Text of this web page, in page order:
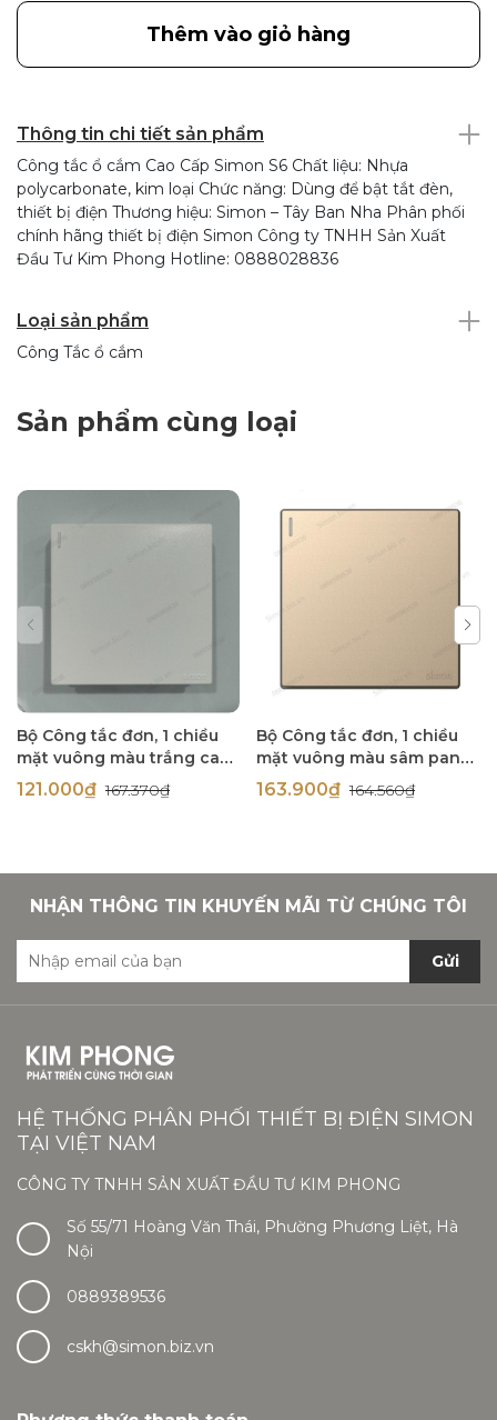
Thêm vào giỏ hàng
Thông tin chi tiết sản phẩm
Công tắc ổ cắm Cao Cấp Simon S6 Chất liệu: Nhựa
polycarbonate, kim loại Chức năng: Dùng để bật tắt đèn,
thiết bị điện Thương hiệu: Simon – Tây Ban Nha Phân phối
chính hãng thiết bị điện Simon Công ty TNHH Sản Xuất
Đầu Tư Kim Phong Hotline: 0888028836
Loại sản phẩm
Công Tắc ổ cắm
Sản phẩm cùng loại
Bộ Công tắc đơn, 1 chiều
mặt vuông màu trắng cao
cấp Simon S6 581011
121.000₫167.370₫
Bộ Công tắc đơn, 1 chiều
mặt vuông màu sâm panh
(champagne) cao cấp
Simon S6 581011-46
163.900₫164.560₫
NHẬN THÔNG TIN KHUYẾN MÃI TỪ CHÚNG TÔI
Gửi
HỆ THỐNG PHÂN PHỐI THIẾT BỊ ĐIỆN SIMON
TẠI VIỆT NAM
CÔNG TY TNHH SẢN XUẤT ĐẦU TƯ KIM PHONG
Số 55/71 Hoàng Văn Thái, Phường Phương Liệt, Hà
Nội
0889389536
cskh@simon.biz.vn